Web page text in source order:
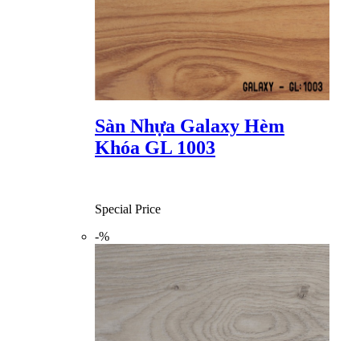
Sàn Nhựa Galaxy Hèm
Khóa GL 1003
Special Price
-%